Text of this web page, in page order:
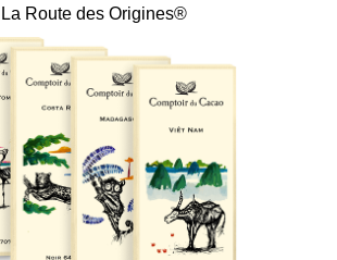
La Route des Origines®